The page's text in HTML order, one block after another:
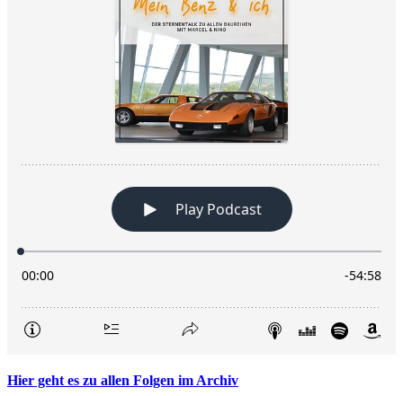
Hier geht es zu allen Folgen im Archiv